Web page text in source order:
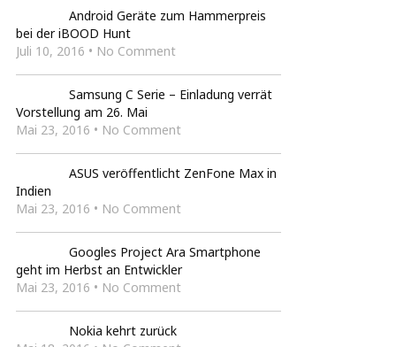
Android Geräte zum Hammerpreis
bei der iBOOD Hunt
Juli 10, 2016 • No Comment
Samsung C Serie – Einladung verrät
Vorstellung am 26. Mai
Mai 23, 2016 • No Comment
ASUS veröffentlicht ZenFone Max in
Indien
Mai 23, 2016 • No Comment
Googles Project Ara Smartphone
geht im Herbst an Entwickler
Mai 23, 2016 • No Comment
Nokia kehrt zurück